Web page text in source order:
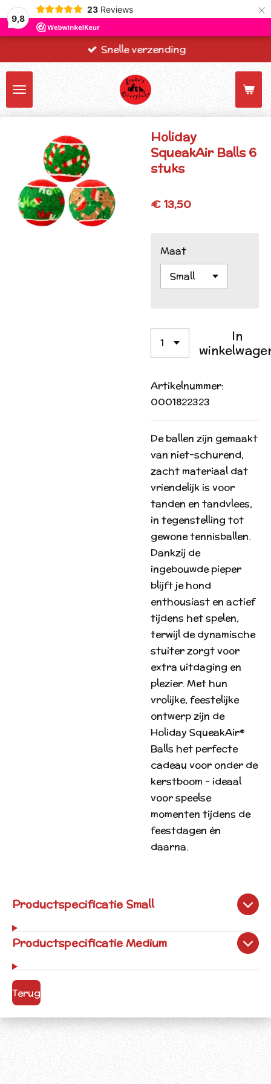
9,8
23 Reviews ×
Snelle verzending
Holiday
SqueakAir Balls 6
stuks
€ 13,50
Maat
In
Artikelnummer:
0001822323
De ballen zijn gemaakt
van niet-schurend,
zacht materiaal dat
vriendelijk is voor
tanden en tandvlees,
in tegenstelling tot
gewone tennisballen.
Dankzij de
ingebouwde pieper
blijft je hond
enthousiast en actief
tijdens het spelen,
terwijl de dynamische
stuiter zorgt voor
extra uitdaging en
plezier. Met hun
vrolijke, feestelijke
ontwerp zijn de
Holiday SqueakAir®
Balls het perfecte
cadeau voor onder de
kerstboom – ideaal
voor speelse
momenten tijdens de
feestdagen én
daarna.
Productspecificatie Small
Productspecificatie Medium
Terug